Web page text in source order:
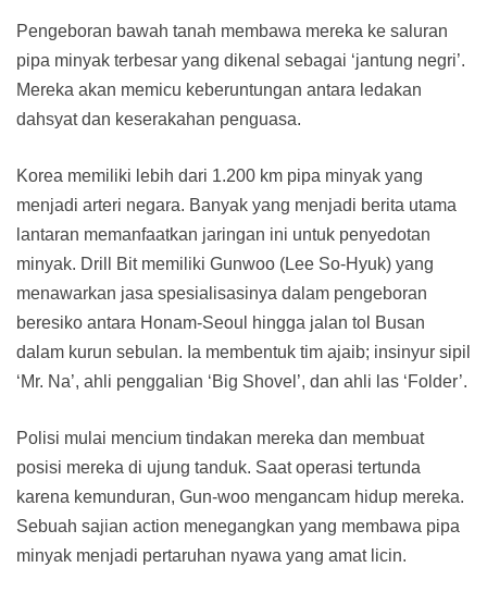
Pengeboran bawah tanah membawa mereka ke saluran
pipa minyak terbesar yang dikenal sebagai ‘jantung negri’.
Mereka akan memicu keberuntungan antara ledakan
dahsyat dan keserakahan penguasa.
Korea memiliki lebih dari 1.200 km pipa minyak yang
menjadi arteri negara. Banyak yang menjadi berita utama
lantaran memanfaatkan jaringan ini untuk penyedotan
minyak. Drill Bit memiliki Gunwoo (Lee So-Hyuk) yang
menawarkan jasa spesialisasinya dalam pengeboran
beresiko antara Honam-Seoul hingga jalan tol Busan
dalam kurun sebulan. Ia membentuk tim ajaib; insinyur sipil
‘Mr. Na’, ahli penggalian ‘Big Shovel’, dan ahli las ‘Folder’.
Polisi mulai mencium tindakan mereka dan membuat
posisi mereka di ujung tanduk. Saat operasi tertunda
karena kemunduran, Gun-woo mengancam hidup mereka.
Sebuah sajian action menegangkan yang membawa pipa
minyak menjadi pertaruhan nyawa yang amat licin.